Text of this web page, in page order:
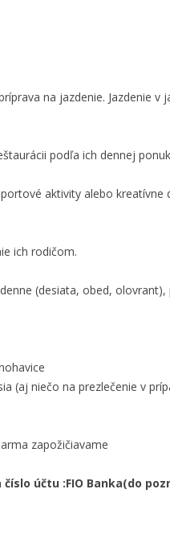
na jazdenie. Jazdenie
podľa ich dennej
aktivity alebo
ich rodičom.
(desiata, obed,
(aj niečo na prezlečenie v
zapožičiavame
účtu :FIO Banka(do